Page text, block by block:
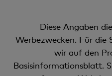
Diese Angaben
Werbezwecken. Für die
wir auf den
Basisinformationsblatt.